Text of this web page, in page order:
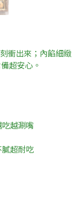
衝出來；內餡細緻
超安心。
越涮嘴
超耐吃